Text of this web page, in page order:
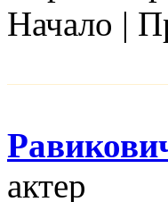
Начало |
актер